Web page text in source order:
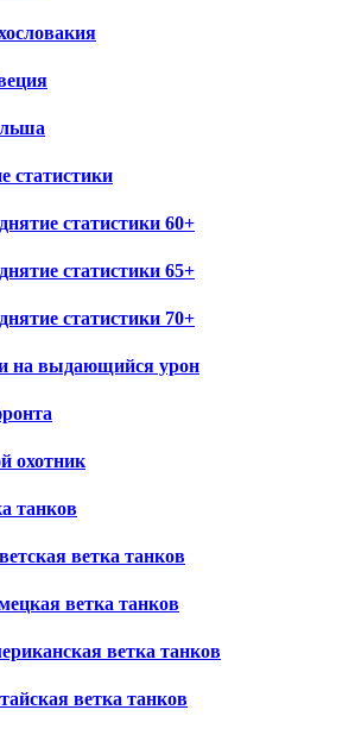
статистики
статистики 60+
статистики 65+
статистики 70+
на выдающийся урон
охотник
танков
ветка танков
ветка танков
ветка танков
ветка танков